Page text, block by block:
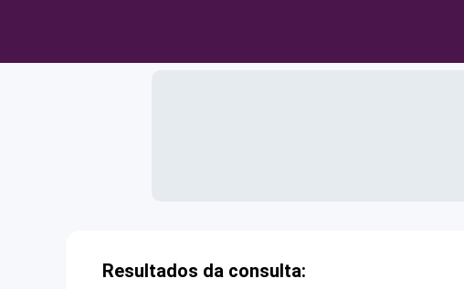
Resultados da consulta: